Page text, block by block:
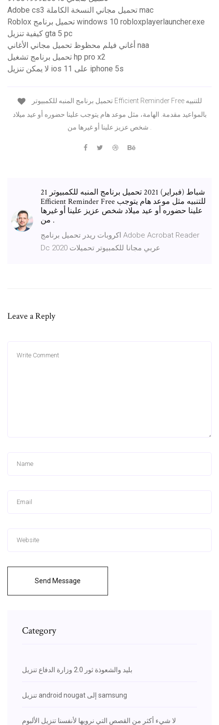
Adobe cs3 تحميل مجاني النسخة الكاملة mac
Roblox تحميل برنامج windows 10 robloxplayerlauncher.exe
كيفية تنزيل gta 5 pc
أغاني فيلم محظوظ تحميل مجاني الأغاني naa
تحميل برنامج تشغيل hp pro x2
لا يمكن تنزيل ios 11 على iphone 5s
بالمواعيد مقدمة. الهامة، مثل موعد هام يتوجب علينا حضوره أو عيد ميلاد
21 شباط (فبراير) 2021 تحميل برنامج المنبه للكمبيوتر
Efficient Reminder Free للتنبيه مثل موعد هام يتوجب
علينا حضوره أو عيد ميلاد شخص عزيز علينا أو غيرها
من .
اكروبات ريدر تحميل برنامج Adobe Acrobat Reader
Dc 2020 عربي مجانا للكمبيوتر تحميلات
Leave a Reply
Send Message
Category
بليد والشعوذة ثور 2.0 وزارة الدفاع تنزيل
تنزيل android nougat إلى samsung
لا شيء أكثر من القصص التي نرويها لأنفسنا تنزيل الألبوم